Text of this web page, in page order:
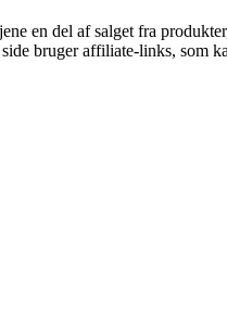
en del af salget fra
bruger affiliate-links, som